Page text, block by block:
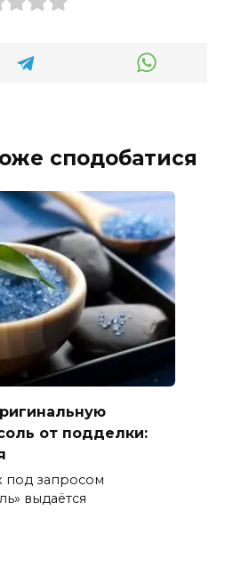
сподобатися
от подделки:
под запросом
выдаётся